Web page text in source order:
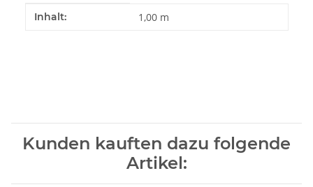
Produkteigenschaft
Wert
Inhalt: 1,00 m
Kunden kauften dazu folgende
Artikel: